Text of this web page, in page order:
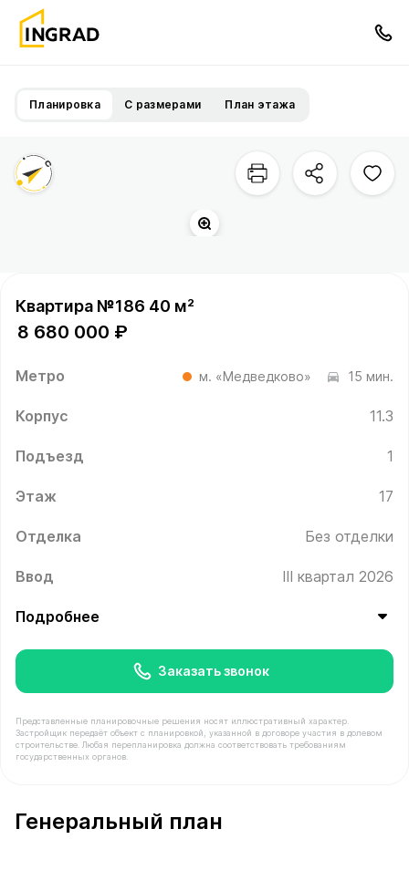
Планировка С размерами План этажа
Квартира №186 40 м²
8 680 000 ₽
Метро м. «Медведково» 15 мин.
Корпус 11.3
Подъезд 1
Этаж 17
Отделка Без отделки
Ввод III квартал 2026
Подробнее
Заказать звонок
Представленные планировочные решения носят иллюстративный характер.
Застройщик передаёт объект с планировкой, указанной в договоре участия в долевом
строительстве. Любая перепланировка должна соответствовать требованиям
государственных органов.
Генеральный план